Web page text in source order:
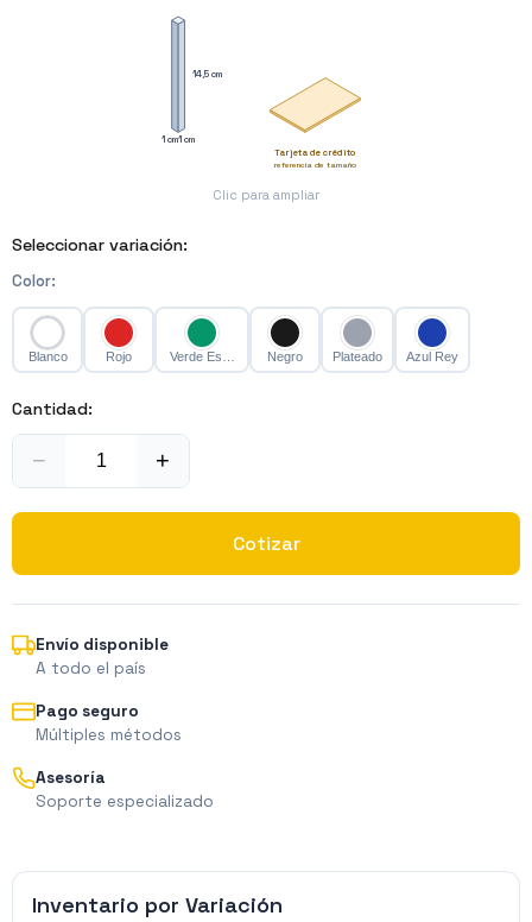
1 cm
1 cm
14,5 cm
Tarjeta de crédito
referencia de tamaño
Clic para ampliar
Seleccionar variación:
Color:
Blanco Rojo Verde Esmeralda Negro Plateado Azul Rey
Cantidad:
− +
Cotizar
Envío disponible
A todo el país
Pago seguro
Múltiples métodos
Asesoría
Soporte especializado
Inventario por Variación